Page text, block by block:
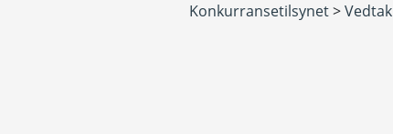
Konkurransetilsynet>Vedtak